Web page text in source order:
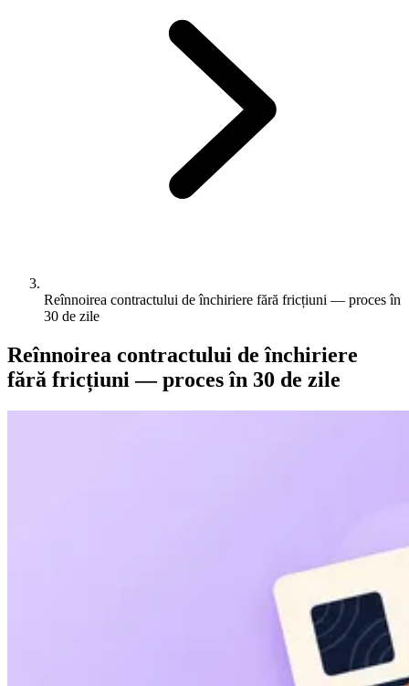
Reînnoirea contractului de închiriere fără fricțiuni — proces în
30 de zile
Reînnoirea contractului de închiriere
fără fricțiuni — proces în 30 de zile